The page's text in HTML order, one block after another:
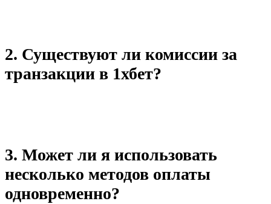
2. Существуют ли комиссии за
транзакции в 1хбет?
3. Может ли я использовать
несколько методов оплаты
одновременно?